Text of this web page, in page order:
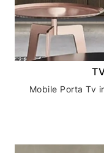
Mobile Porta Tv